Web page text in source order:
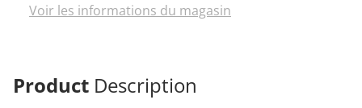
Voir les informations du magasin
Product Description